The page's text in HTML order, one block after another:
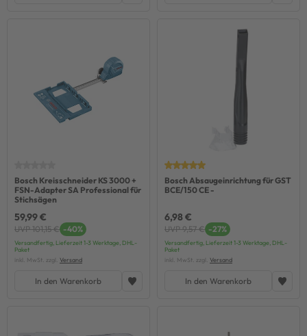
Bosch Kreisschneider KS 3000 +
FSN-Adapter SA Professional für
Stichsägen
59,99 €
UVP 101,15 € -40%
Versandfertig, Lieferzeit 1-3 Werktage, DHL-
Paket
inkl. MwSt. zzgl. Versand
In den Warenkorb
Bosch Absaugeinrichtung für GST
BCE/150 CE -
6,98 €
UVP 9,57 € -27%
Versandfertig, Lieferzeit 1-3 Werktage, DHL-
Paket
inkl. MwSt. zzgl. Versand
In den Warenkorb